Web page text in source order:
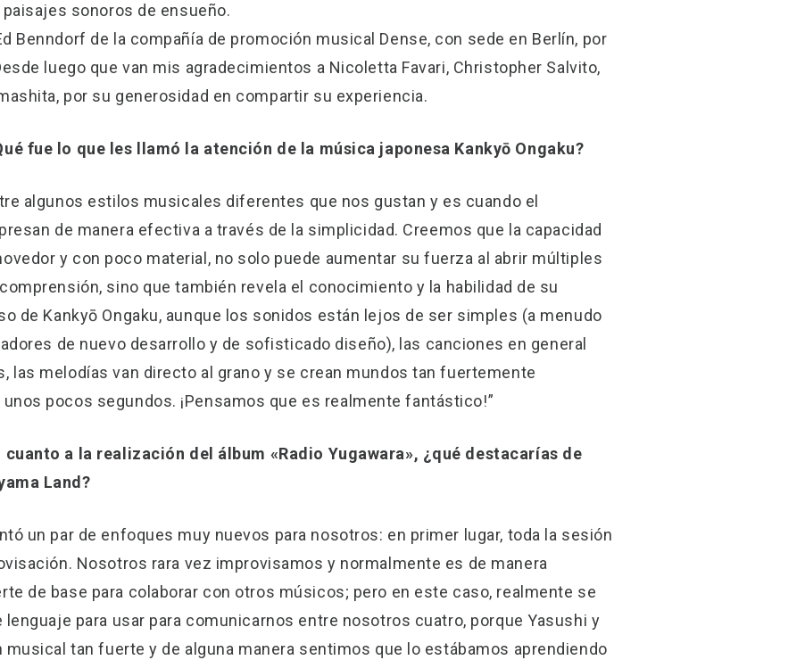
sonoros de ensueño.
Benndorf de la compañía de promoción musical Dense, con sede en Berlín, por
luego que van mis agradecimientos a Nicoletta Favari, Christopher Salvito,
por su generosidad en compartir su experiencia.
fue lo que les llamó la atención de la música japonesa Kankyō Ongaku?
algunos estilos musicales diferentes que nos gustan y es cuando el
de manera efectiva a través de la simplicidad. Creemos que la capacidad
y con poco material, no solo puede aumentar su fuerza al abrir múltiples
sino que también revela el conocimiento y la habilidad de su
de Kankyō Ongaku, aunque los sonidos están lejos de ser simples (a menudo
de nuevo desarrollo y de sofisticado diseño), las canciones en general
las melodías van directo al grano y se crean mundos tan fuertemente
pocos segundos. ¡Pensamos que es realmente fantástico!”
cuanto a la realización del álbum «Radio Yugawara», ¿qué destacarías de
Land?
un par de enfoques muy nuevos para nosotros: en primer lugar, toda la sesión
Nosotros rara vez improvisamos y normalmente es de manera
de base para colaborar con otros músicos; pero en este caso, realmente se
para usar para comunicarnos entre nosotros cuatro, porque Yasushi y
tan fuerte y de alguna manera sentimos que lo estábamos aprendiendo